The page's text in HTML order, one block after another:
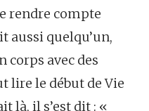
rendre compte
aussi quelqu’un,
corps avec des
lire le début de Vie
là, il s’est dit : «